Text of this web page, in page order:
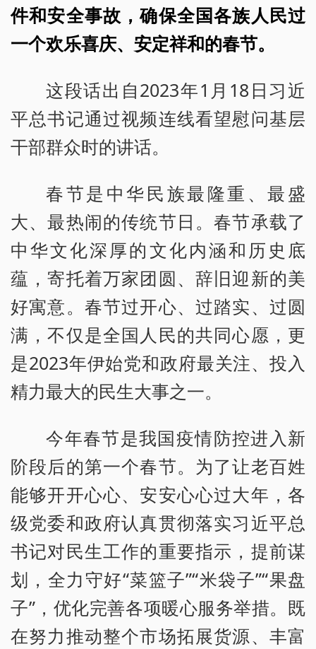
件和安全事故，确保全国各族人民过
一个欢乐喜庆、安定祥和的春节。
这段话出自2023年1月18日习近
平总书记通过视频连线看望慰问基层
干部群众时的讲话。
春节是中华民族最隆重、最盛
大、最热闹的传统节日。春节承载了
中华文化深厚的文化内涵和历史底
蕴，寄托着万家团圆、辞旧迎新的美
好寓意。春节过开心、过踏实、过圆
满，不仅是全国人民的共同心愿，更
是2023年伊始党和政府最关注、投入
精力最大的民生大事之一。
今年春节是我国疫情防控进入新
阶段后的第一个春节。为了让老百姓
能够开开心心、安安心心过大年，各
级党委和政府认真贯彻落实习近平总
书记对民生工作的重要指示，提前谋
划，全力守好“菜篮子”“米袋子”“果盘
子”，优化完善各项暖心服务举措。既
在努力推动整个市场拓展货源、丰富